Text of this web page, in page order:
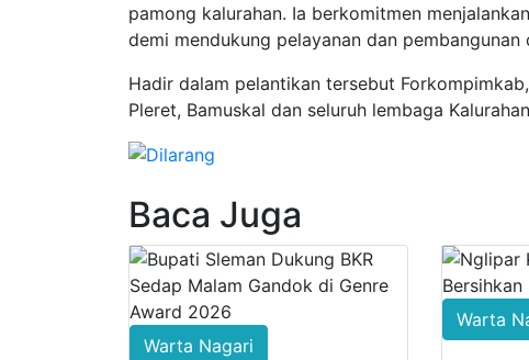
pamong kalurahan. Ia berkomitmen
demi mendukung pelayanan dan pembangunan
Hadir dalam pelantikan tersebut
Pleret, Bamuskal dan seluruh lembaga
Baca Juga
Warta Nagari
Warta